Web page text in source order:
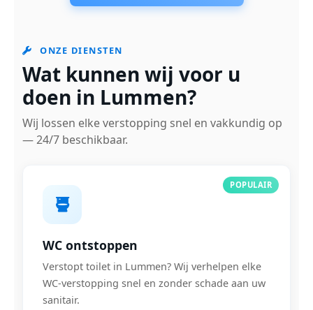
ONZE DIENSTEN
Wat kunnen wij voor u
doen in Lummen?
Wij lossen elke verstopping snel en vakkundig op
— 24/7 beschikbaar.
POPULAIR
WC ontstoppen
Verstopt toilet in Lummen? Wij verhelpen elke
WC-verstopping snel en zonder schade aan uw
sanitair.